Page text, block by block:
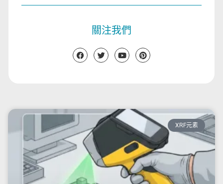
關注我們
XRF元素